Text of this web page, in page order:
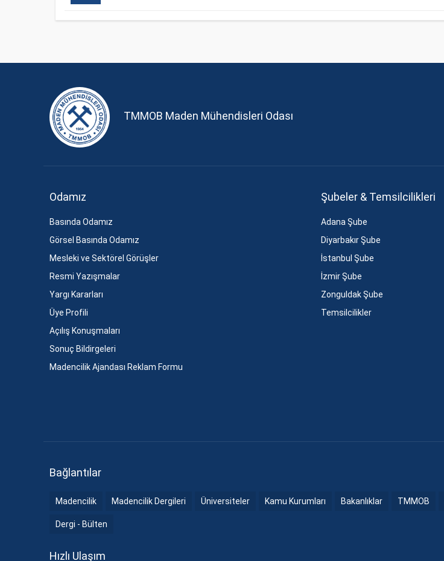
TMMOB Maden Mühendisleri Odası
Odamız
Basında Odamız
Görsel Basında Odamız
Mesleki ve Sektörel Görüşler
Resmi Yazışmalar
Yargı Kararları
Üye Profili
Açılış Konuşmaları
Sonuç Bildirgeleri
Madencilik Ajandası Reklam Formu
Şubeler & Temsilcilikleri
Adana Şube
Diyarbakır Şube
İstanbul Şube
İzmir Şube
Zonguldak Şube
Temsilcilikler
Bağlantılar
Madencilik Madencilik Dergileri Üniversiteler Kamu Kurumları Bakanlıklar TMMOB
Dergi - Bülten
Hızlı Ulaşım